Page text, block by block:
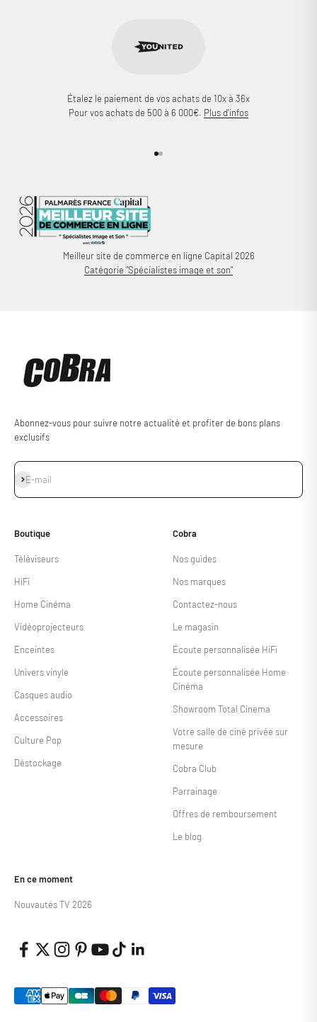
Étalez le paiement de vos achats de 10x à 36x
Pour vos achats de 500 à 6 000€. Plus d'infos
Aller à l'élément 1
Aller à l'élément 2
Meilleur site de commerce en ligne Capital 2026
Catégorie "Spécialistes image et son"
Abonnez-vous pour suivre notre actualité et profiter de bons plans
exclusifs
E-mail
S'inscrire
Boutique
Téléviseurs
HiFi
Home Cinéma
Vidéoprojecteurs
Enceintes
Univers vinyle
Casques audio
Accessoires
Culture Pop
Déstockage
Cobra
Nos guides
Nos marques
Contactez-nous
Le magasin
Écoute personnalisée HiFi
Écoute personnalisée Home
Cinéma
Showroom Total Cinema
Votre salle de ciné privée sur
mesure
Cobra Club
Parrainage
Offres de remboursement
Le blog
En ce moment
Nouvautés TV 2026